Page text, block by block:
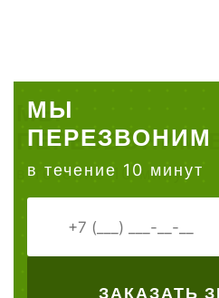
МЫ
ПЕРЕЗВОНИМ
в течение 10 минут
ЗАКАЗАТЬ